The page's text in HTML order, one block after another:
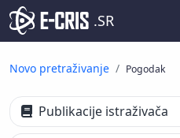
.SR
Novo pretraživanje Pogodak
Publikacije istraživača